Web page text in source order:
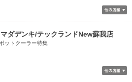
ダデンキ/テックランドNew蘇我店
ットクーラー特集